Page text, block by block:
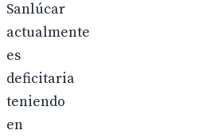
Sanlúcar
actualmente
es
deficitaria
teniendo
en